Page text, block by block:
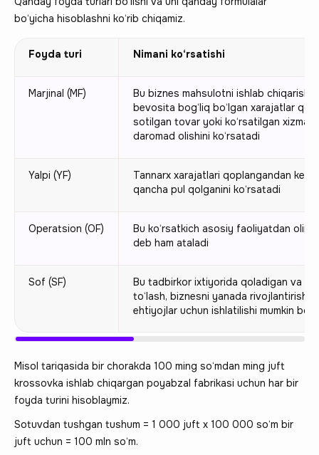
bo‘yicha hisoblashni ko‘rib chiqamiz.
Foyda turi Nimani ko‘rsatishi
Marjinal (МF)
Bu biznes mahsulotni ishlab chiqarish
bevosita bog‘liq bo‘lgan xarajatlar
sotilgan tovar yoki ko‘rsatilgan
daromad olishini ko‘rsatadi
Yalpi (YF)
Tannarx xarajatlari qoplangandan
qancha pul qolganini ko‘rsatadi
Operatsion (ОF)
Bu ko‘rsatkich asosiy faoliyatdan
deb ham ataladi
Sof (SF)
Bu tadbirkor ixtiyorida qoladigan va
to‘lash, biznesni yanada rivojlantirish
ehtiyojlar uchun ishlatilishi mumkin
Misol tariqasida bir chorakda 100 ming so‘mdan ming juft
krossovka ishlab chiqargan poyabzal fabrikasi uchun har bir
foyda turini hisoblaymiz.
Sotuvdan tushgan tushum = 1 000 juft x 100 000 so‘m bir
juft uchun = 100 mln so‘m.